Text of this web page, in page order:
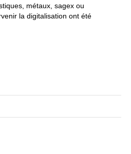
métaux, sagex ou
la digitalisation ont été